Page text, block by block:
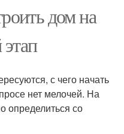
дом на
с чего начать
нет мелочей. На
определиться со